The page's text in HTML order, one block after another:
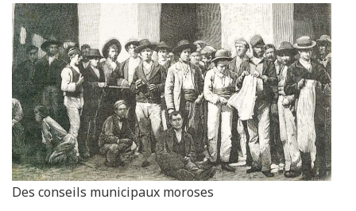
Des conseils municipaux moroses